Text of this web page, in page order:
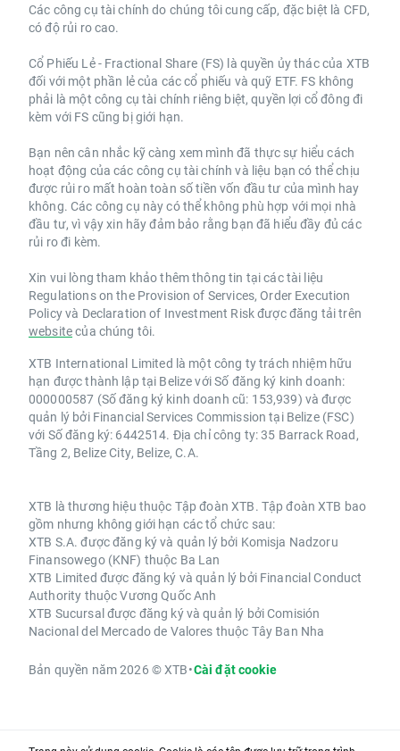
Các công cụ tài chính do chúng tôi cung cấp, đặc biệt là CFD,
có độ rủi ro cao.
Cổ Phiếu Lẻ - Fractional Share (FS) là quyền ủy thác của XTB
đối với một phần lẻ của các cổ phiếu và quỹ ETF. FS không
phải là một công cụ tài chính riêng biệt, quyền lợi cổ đông đi
kèm với FS cũng bị giới hạn.
Bạn nên cân nhắc kỹ càng xem mình đã thực sự hiểu cách
hoạt động của các công cụ tài chính và liệu bạn có thể chịu
được rủi ro mất hoàn toàn số tiền vốn đầu tư của mình hay
không. Các công cụ này có thể không phù hợp với mọi nhà
đầu tư, vì vậy xin hãy đảm bảo rằng bạn đã hiểu đầy đủ các
rủi ro đi kèm.
Xin vui lòng tham khảo thêm thông tin tại các tài liệu
Regulations on the Provision of Services, Order Execution
Policy và Declaration of Investment Risk được đăng tải trên
websitecủa chúng tôi.
XTB International Limited là một công ty trách nhiệm hữu
hạn được thành lập tại Belize với Số đăng ký kinh doanh:
000000587 (Số đăng ký kinh doanh cũ: 153,939) và được
quản lý bởi Financial Services Commission tại Belize (FSC)
với Số đăng ký: 6442514. Địa chỉ công ty: 35 Barrack Road,
Tầng 2, Belize City, Belize, C.A.
XTB là thương hiệu thuộc Tập đoàn XTB. Tập đoàn XTB bao
gồm nhưng không giới hạn các tổ chức sau:
XTB S.A. được đăng ký và quản lý bởi Komisja Nadzoru
Finansowego (KNF) thuộc Ba Lan
XTB Limited được đăng ký và quản lý bởi Financial Conduct
Authority thuộc Vương Quốc Anh
XTB Sucursal được đăng ký và quản lý bởi Comisión
Nacional del Mercado de Valores thuộc Tây Ban Nha
Bản quyền năm 2026 © XTB•Cài đặt cookie